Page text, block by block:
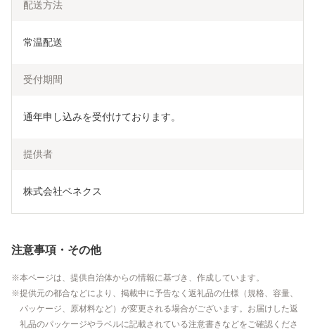
配送方法
常温配送
受付期間
通年申し込みを受付けております。
提供者
株式会社ベネクス
注意事項・その他
本ページは、提供自治体からの情報に基づき、作成しています。
提供元の都合などにより、掲載中に予告なく返礼品の仕様（規格、容量、
パッケージ、原材料など）が変更される場合がございます。お届けした返
礼品のパッケージやラベルに記載されている注意書きなどをご確認くださ